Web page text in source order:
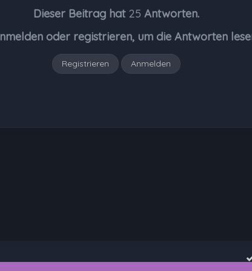
Dieser Beitrag hat 25 Antworten.
oder registrieren, um die Antworten
Registrieren Anmelden